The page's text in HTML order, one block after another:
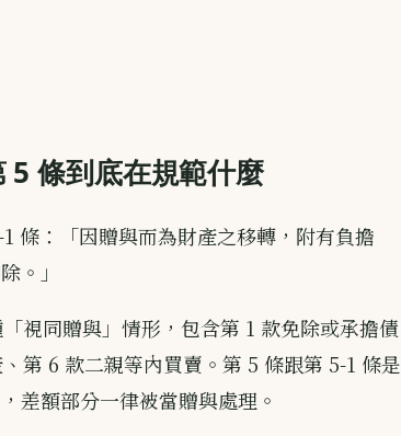
5 條到底在規範什麼
條：「因贈與而為財產之移轉，附有負擔
。」
視同贈與」情形，包含第 1 款免除或承擔債
第 6 款二親等內買賣。第 5 條跟第 5-1 條是
差額部分一律被當贈與處理。